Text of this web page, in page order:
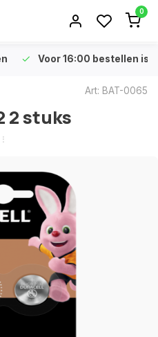
0
Voor 16:00 bestellen is
Art: BAT-0065
2 stuks